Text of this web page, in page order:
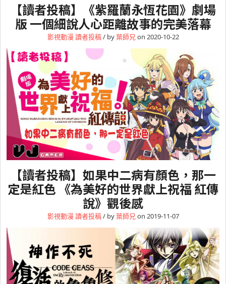
【讀者投稿】《紫羅蘭永恆花園》劇場
版 一個細說人心距離故事的完美落幕
影視動漫 讀者投稿/ by葉師兄on 2020-10-22
【讀者投稿】如果中二病有顏色，那一
定是紅色 《為美好的世界獻上祝福 紅傳
說》觀後感
影視動漫 讀者投稿/ by葉師兄on 2019-11-07